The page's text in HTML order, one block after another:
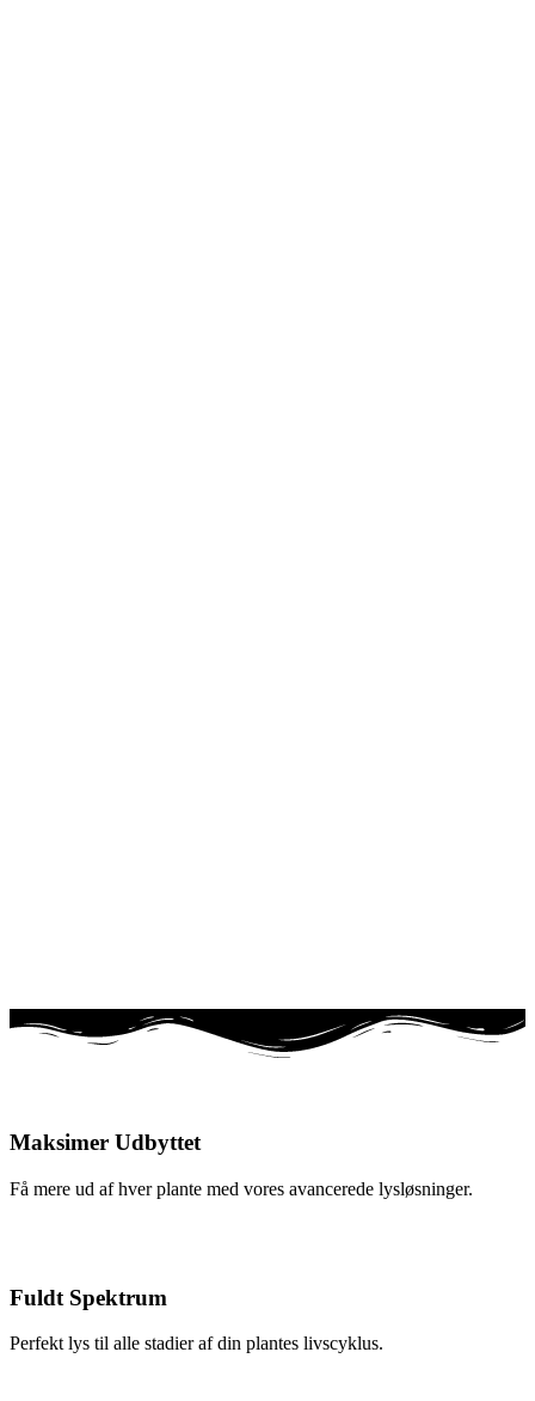
Maksimer Udbyttet
Få mere ud af hver plante med vores avancerede lysløsninger.
Fuldt Spektrum
Perfekt lys til alle stadier af din plantes livscyklus.